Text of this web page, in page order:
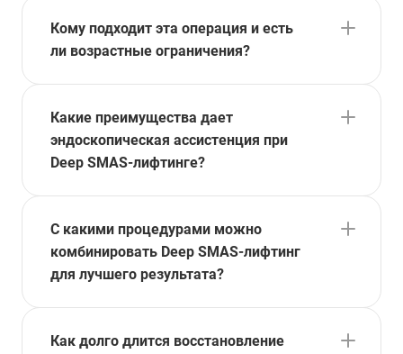
Кому подходит эта операция и есть
ли возрастные ограничения?
Какие преимущества дает
эндоскопическая ассистенция при
Deep SMAS-лифтинге?
С какими процедурами можно
комбинировать Deep SMAS-лифтинг
для лучшего результата?
Как долго длится восстановление